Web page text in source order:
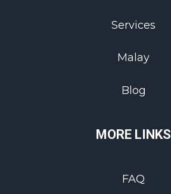
Services
Malay
Blog
MORE LINKS
FAQ